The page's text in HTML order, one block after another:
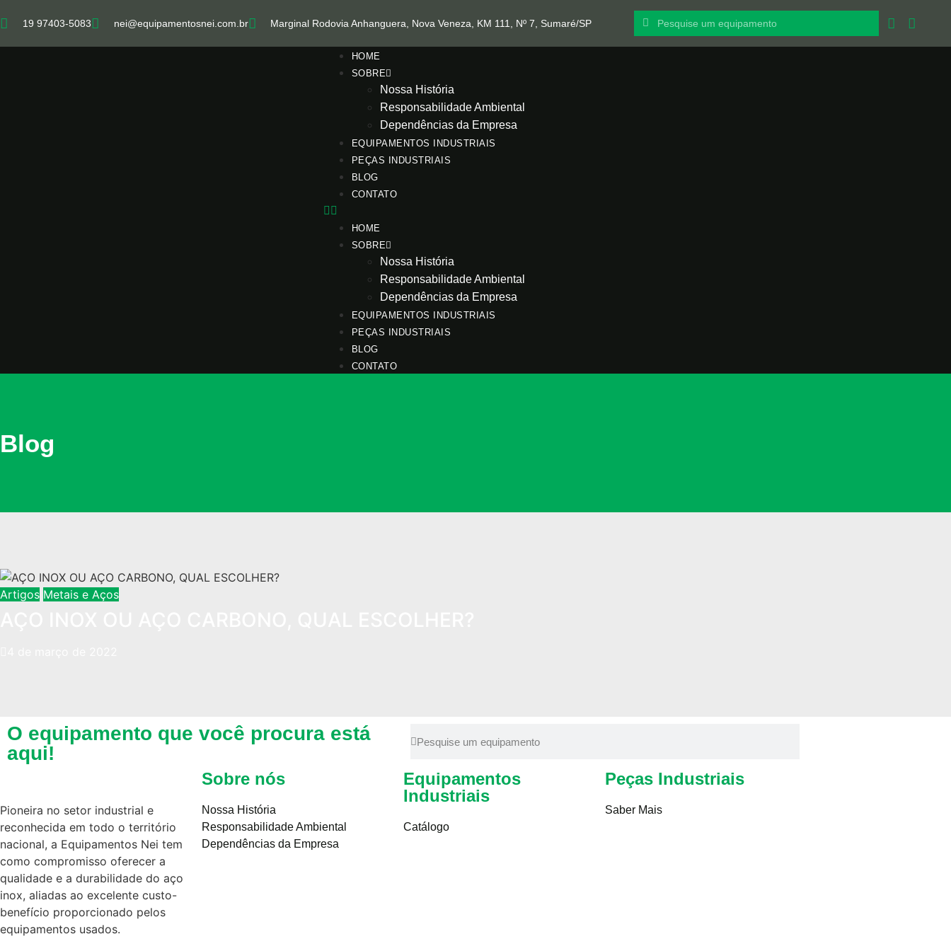
19 97403-5083 nei@equipamentosnei.com.br Marginal Rodovia Anhanguera, Nova Veneza, KM 111, Nº 7, Sumaré/SP
HOME
SOBRE
Nossa História
Responsabilidade Ambiental
Dependências da Empresa
EQUIPAMENTOS INDUSTRIAIS
PEÇAS INDUSTRIAIS
BLOG
CONTATO
HOME
SOBRE
Nossa História
Responsabilidade Ambiental
Dependências da Empresa
EQUIPAMENTOS INDUSTRIAIS
PEÇAS INDUSTRIAIS
BLOG
CONTATO
Blog
Artigos Metais e Aços
O equipamento que você procura está
aqui!
Pioneira no setor industrial e
reconhecida em todo o território
nacional, a Equipamentos Nei tem
como compromisso oferecer a
qualidade e a durabilidade do aço
inox, aliadas ao excelente custo-
benefício proporcionado pelos
equipamentos usados.
Sobre nós
Nossa História
Responsabilidade Ambiental
Dependências da Empresa
Equipamentos
Industriais
Catálogo
Peças Industriais
Saber Mais